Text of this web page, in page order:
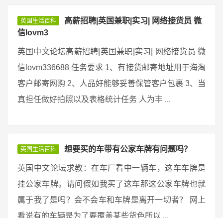
英国生活百科
高薪招聘|英国兼职|实习| 网络接货员 微
信lovm3
英国中文论坛高薪招聘|英国兼职|实习| 网络接货员 微
信lovm336688 任务要求 1、有接货邮寄地址用于海淘
客户邮寄网购 2、人品好能够妥善保管客户包裹 3、当
真担任做好拍照以及表格统计任务 人为丰 ...
英国生活百科 想要买的车带有公家车牌有问题吗？
英国中文论坛求教：在车厂看中一辆车，这车车牌是
挂公家车牌。请问假如我买了这车那这公家车牌也就
属于我了是吗？会不会车和车牌是离开一切者？ 网上
看说有的车辆是为了要覆盖某些货色所以 ...